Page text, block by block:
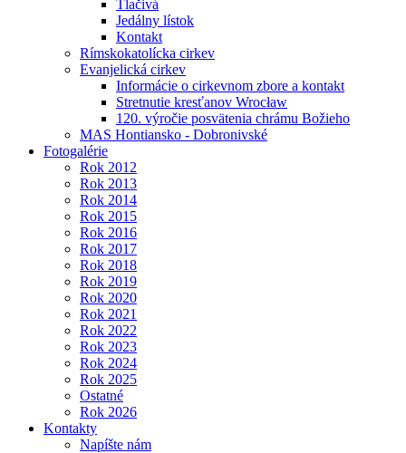
Tlačivá
Jedálny lístok
Kontakt
Rímskokatolícka cirkev
Evanjelická cirkev
Informácie o cirkevnom zbore a kontakt
Stretnutie kresťanov Wrocław
120. výročie posvätenia chrámu Božieho
MAS Hontiansko - Dobronivské
Fotogalérie
Rok 2012
Rok 2013
Rok 2014
Rok 2015
Rok 2016
Rok 2017
Rok 2018
Rok 2019
Rok 2020
Rok 2021
Rok 2022
Rok 2023
Rok 2024
Rok 2025
Ostatné
Rok 2026
Kontakty
Napíšte nám